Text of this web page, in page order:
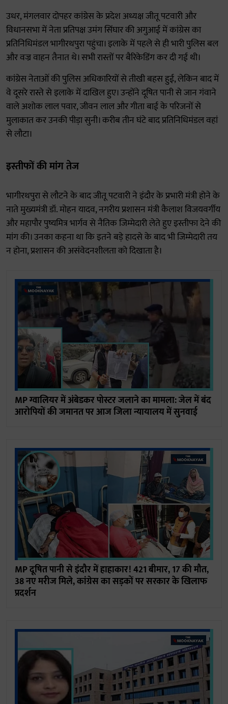
उधर, मंगलवार दोपहर कांग्रेस के प्रदेश अध्यक्ष जीतू पटवारी और
विधानसभा में नेता प्रतिपक्ष उमंग सिंघार की अगुआई में कांग्रेस का
प्रतिनिधिमंडल भागीरथपुरा पहुंचा। इलाके में पहले से ही भारी पुलिस बल
और वज्र वाहन तैनात थे। सभी रास्तों पर बैरिकेडिंग कर दी गई थी।
कांग्रेस नेताओं की पुलिस अधिकारियों से तीखी बहस हुई, लेकिन बाद में
वे दूसरे रास्ते से इलाके में दाखिल हुए। उन्होंने दूषित पानी से जान गंवाने
वाले अशोक लाल पवार, जीवन लाल और गीता बाई के परिजनों से
मुलाकात कर उनकी पीड़ा सुनी। करीब तीन घंटे बाद प्रतिनिधिमंडल वहां
से लौटा।
इस्तीफों की मांग तेज
भागीरथपुरा से लौटने के बाद जीतू पटवारी ने इंदौर के प्रभारी मंत्री होने के
नाते मुख्यमंत्री डॉ. मोहन यादव, नगरीय प्रशासन मंत्री कैलाश विजयवर्गीय
और महापौर पुष्यमित्र भार्गव से नैतिक जिम्मेदारी लेते हुए इस्तीफा देने की
मांग की। उनका कहना था कि इतने बड़े हादसे के बाद भी जिम्मेदारी तय
न होना, प्रशासन की असंवेदनशीलता को दिखाता है।
MP ग्वालियर में अंबेडकर पोस्टर जलाने का मामला: जेल में बंद
आरोपियों की जमानत पर आज जिला न्यायालय में सुनवाई
MP दूषित पानी से इंदौर में हाहाकार! 421 बीमार, 17 की मौत,
38 नए मरीज मिले, कांग्रेस का सड़कों पर सरकार के खिलाफ
प्रदर्शन